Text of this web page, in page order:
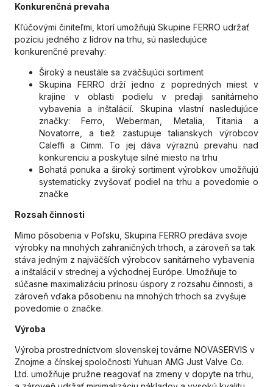
Konkurenčná prevaha
Kľúčovými činiteľmi, ktorí umožňujú Skupine FERRO udržať
pozíciu jedného z lídrov na trhu, sú nasledujúce
konkurenčné prevahy:
Široký a neustále sa zväčšujúci sortiment
Skupina FERRO drží jedno z popredných miest v
krajine v oblasti podielu v predaji sanitárneho
vybavenia a inštalácií. Skupina vlastní nasledujúce
značky: Ferro, Weberman, Metalia, Titania a
Novatorre, a tiež zastupuje talianskych výrobcov
Caleffi a Cimm. To jej dáva výraznú prevahu nad
konkurenciu a poskytuje silné miesto na trhu
Bohatá ponuka a široký sortiment výrobkov umožňujú
systematicky zvyšovať podiel na trhu a povedomie o
značke
Rozsah činnosti
Mimo pôsobenia v Poľsku, Skupina FERRO predáva svoje
výrobky na mnohých zahraničných trhoch, a zároveň sa tak
stáva jedným z najväčších výrobcov sanitárneho vybavenia
a inštalácií v strednej a východnej Európe. Umožňuje to
súčasne maximalizáciu prínosu úspory z rozsahu činnosti, a
zároveň vďaka pôsobeniu na mnohých trhoch sa zvyšuje
povedomie o značke.
Výroba
Výroba prostredníctvom slovenskej továrne NOVASERVIS v
Znojme a čínskej spoločnosti Yuhuan AMG Just Valve Co.
Ltd. umožňuje pružne reagovať na zmeny v dopyte na trhu,